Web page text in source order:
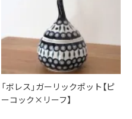
「ボレス」ガーリックポット【ピ
ーコック×リーフ】